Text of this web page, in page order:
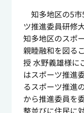
知多地区の5市
ツ推進委員研修
知多地区のスポ
親睦融和を図る
授 水野義雄様に
はスポーツ推進
るスポーツ推進
から推進委員を